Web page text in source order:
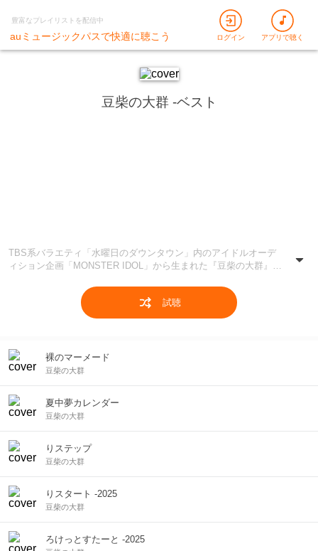
豊富なプレイリストを配信中
auミュージックパスで快適に聴こう ログイン アプリで聴く
豆柴の大群 -ベスト
TBS系バラエティ「水曜日のダウンタウン」内のアイドルオーデ
ィション企画「MONSTER IDOL」から生まれた『豆柴の大群』を
某所がさらなるMONSETRIDOLになるため合併した、アイカ・
ザ・スパイ、ナオ・オブ・ナオ、レオナエンパイア、モモチ・ン
ゲール・ハナエモンスターの5人からなるアイドルグループ。 結
試聴
裸のマーメード
豆柴の大群
夏中夢カレンダー
豆柴の大群
りステップ
豆柴の大群
りスタート -2025
豆柴の大群
ろけっとすたーと -2025